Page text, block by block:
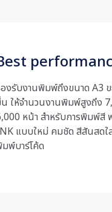
งรับงานพิมพ์ถึงขนาด A3 ข
ให้จำนวนงานพิมพ์สูงถึง
หน้า สำหรับการพิมพ์
แบบใหม่ คมชัด สีสันสดใ
พ์บาร์โค้ด